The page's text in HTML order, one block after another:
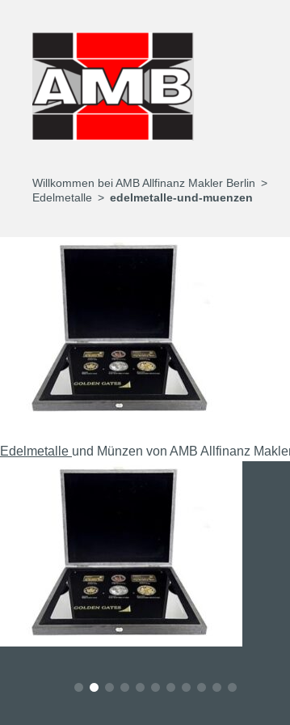
Willkommen bei AMB Allfinanz Makler Berlin
Edelmetalle
edelmetalle-und-muenzen
Edelmetalle und Münzen von AMB Allfinanz